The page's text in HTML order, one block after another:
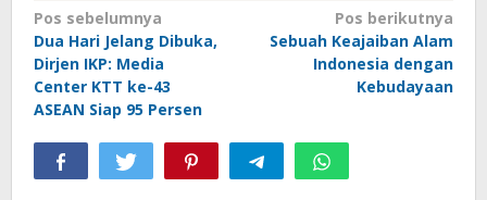
Navigasi
pos
Pos sebelumnya
Dua Hari Jelang Dibuka,
Dirjen IKP: Media
Center KTT ke-43
ASEAN Siap 95 Persen
Pos berikutnya
Sebuah Keajaiban Alam
Indonesia dengan
Kebudayaan